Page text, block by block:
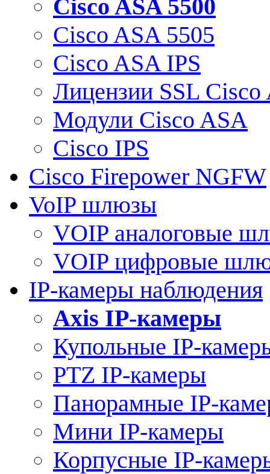
Cisco ASA 5500
Cisco ASA 5505
Cisco ASA IPS
Лицензии SSL Cisco
Модули Cisco ASA
Cisco IPS
Cisco Firepower NGFW
VoIP шлюзы
VOIP аналоговые
VOIP цифровые
IP-камеры наблюдения
Axis IP-камеры
Купольные IP-
PTZ IP-камеры
Панорамные IP-
Мини IP-камеры
Корпусные IP-